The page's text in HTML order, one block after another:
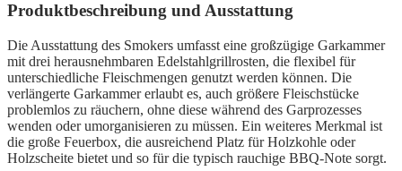
Produktbeschreibung und Ausstattung
Die Ausstattung des Smokers umfasst eine großzügige Garkammer
mit drei herausnehmbaren Edelstahlgrillrosten, die flexibel für
unterschiedliche Fleischmengen genutzt werden können. Die
verlängerte Garkammer erlaubt es, auch größere Fleischstücke
problemlos zu räuchern, ohne diese während des Garprozesses
wenden oder umorganisieren zu müssen. Ein weiteres Merkmal ist
die große Feuerbox, die ausreichend Platz für Holzkohle oder
Holzscheite bietet und so für die typisch rauchige BBQ-Note sorgt.